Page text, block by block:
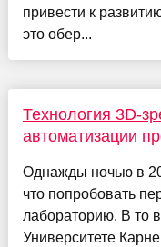
привести к
это обер...
Технология 3D-
автоматизации
Однажды ночью в
что попробовать
лабораторию. В то
Университете